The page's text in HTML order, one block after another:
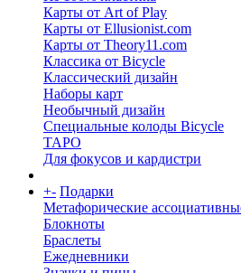
Карты от Art of Play
Карты от Ellusionist.com
Карты от Theory11.com
Классика от Bicycle
Классический дизайн
Наборы карт
Необычный дизайн
Специальные колоды Bicycle
ТАРО
Для фокусов и кардистри
+- Подарки
Метафорические
Блокноты
Браслеты
Ежедневники